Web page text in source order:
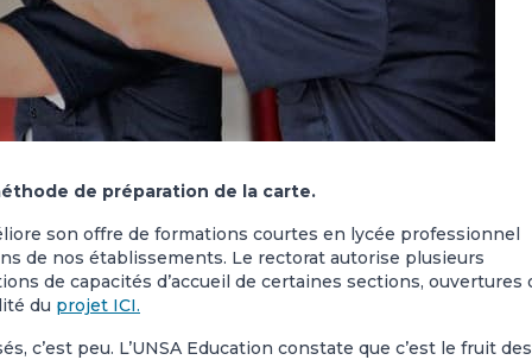
de préparation de la carte.
son offre de formations courtes en lycée professionnel
de nos établissements. Le rectorat autorise plusieurs
de capacités d’accueil de certaines sections, ouvertures
du projet ICI.
c’est peu. L’UNSA Education constate que c’est le fruit des